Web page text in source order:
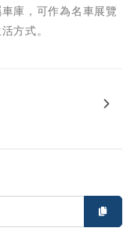
庫，可作為名車展覽
方式。